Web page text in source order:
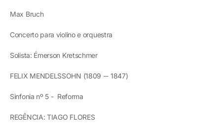
Max Bruch
Concerto para violino e orquestra
Solista: Émerson Kretschmer
FELIX MENDELSSOHN (1809 -- 1847)
Sinfonia nº 5 - Reforma
REGÊNCIA: TIAGO FLORES